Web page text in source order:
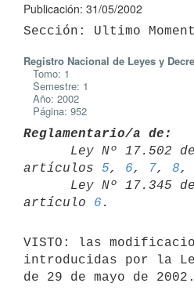
Publicación: 31/05/2002
Registro Nacional de Leyes y
Tomo: 1
Semestre: 1
Año: 2002
Página: 952
Reglamentario/a de:
artículos 5, 6, 7, 8,
artículo 6
VISTO: las
introducidas por la
de 29 de mayo de